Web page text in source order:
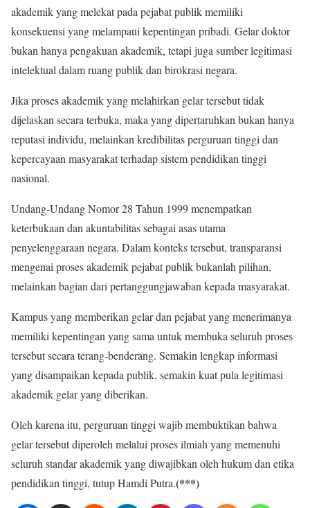
akademik yang melekat pada pejabat publik memiliki
konsekuensi yang melampaui kepentingan pribadi. Gelar doktor
bukan hanya pengakuan akademik, tetapi juga sumber legitimasi
intelektual dalam ruang publik dan birokrasi negara.
Jika proses akademik yang melahirkan gelar tersebut tidak
dijelaskan secara terbuka, maka yang dipertaruhkan bukan hanya
reputasi individu, melainkan kredibilitas perguruan tinggi dan
kepercayaan masyarakat terhadap sistem pendidikan tinggi
nasional.
Undang-Undang Nomor 28 Tahun 1999 menempatkan
keterbukaan dan akuntabilitas sebagai asas utama
penyelenggaraan negara. Dalam konteks tersebut, transparansi
mengenai proses akademik pejabat publik bukanlah pilihan,
melainkan bagian dari pertanggungjawaban kepada masyarakat.
Kampus yang memberikan gelar dan pejabat yang menerimanya
memiliki kepentingan yang sama untuk membuka seluruh proses
tersebut secara terang-benderang. Semakin lengkap informasi
yang disampaikan kepada publik, semakin kuat pula legitimasi
akademik gelar yang diberikan.
Oleh karena itu, perguruan tinggi wajib membuktikan bahwa
gelar tersebut diperoleh melalui proses ilmiah yang memenuhi
seluruh standar akademik yang diwajibkan oleh hukum dan etika
pendidikan tinggi, tutup Hamdi Putra.(***)